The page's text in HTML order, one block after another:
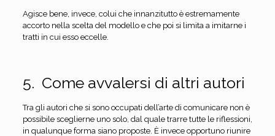
Agisce bene, invece, colui che innanzitutto è estremamente
accorto nella scelta del modello e che poi si limita a imitarne i
tratti in cui esso eccelle.
5. Come avvalersi di altri autori
Tra gli autori che si sono occupati dell’arte di comunicare non è
possibile sceglierne uno solo, dal quale trarre tutte le riflessioni,
in qualunque forma siano proposte. È invece opportuno riunire